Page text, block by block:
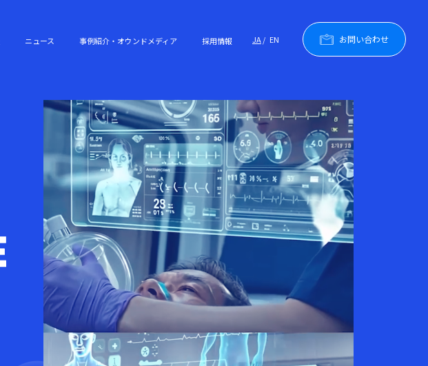
ニュース 事例紹介・オウンドメディア 採用情報 JA EN お問い合わせ